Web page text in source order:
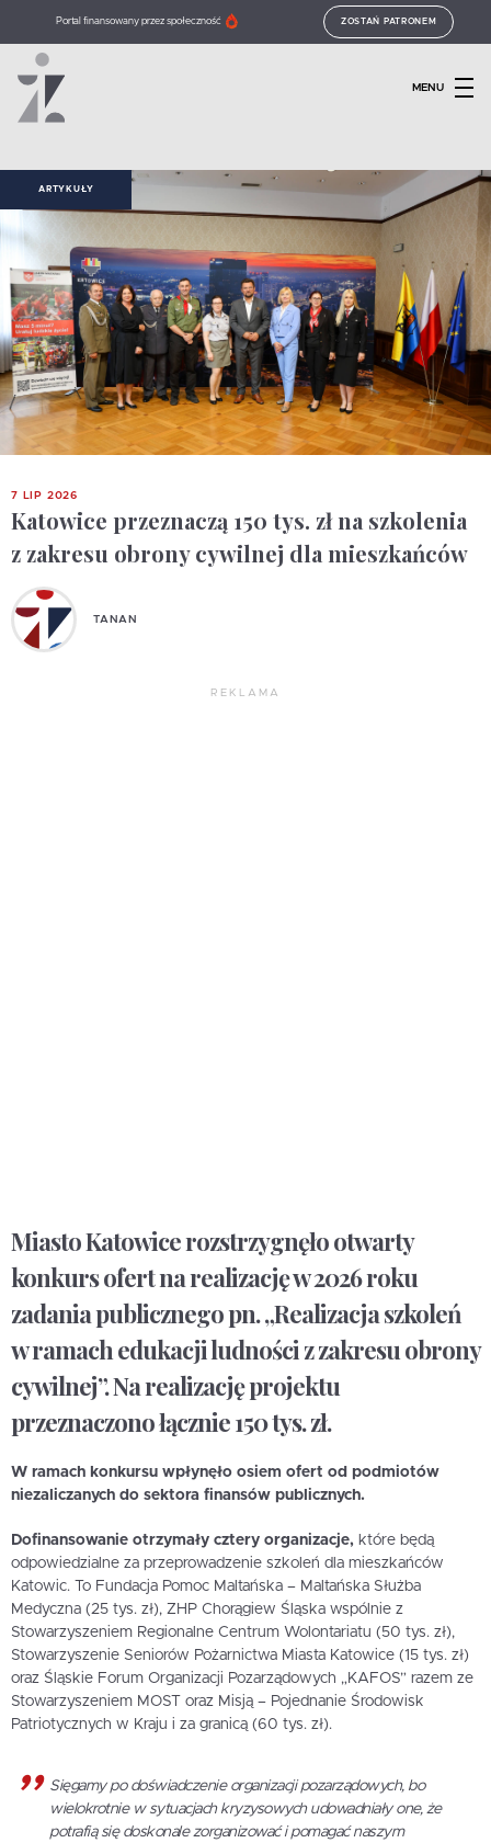
Portal finansowany przez społeczność ZOSTAŃ PATRONEM
MENU
ARTYKUŁY
7 LIP 2026
Katowice przeznaczą 150 tys. zł na szkolenia
z zakresu obrony cywilnej dla mieszkańców
TANAN
REKLAMA
Miasto Katowice rozstrzygnęło otwarty
konkurs ofert na realizację w 2026 roku
zadania publicznego pn. „Realizacja szkoleń
w ramach edukacji ludności z zakresu obrony
cywilnej”. Na realizację projektu
przeznaczono łącznie 150 tys. zł.
W ramach konkursu wpłynęło osiem ofert od podmiotów
niezaliczanych do sektora finansów publicznych.
Dofinansowanie otrzymały cztery organizacje, które będą
odpowiedzialne za przeprowadzenie szkoleń dla mieszkańców
Katowic. To Fundacja Pomoc Maltańska – Maltańska Służba
Medyczna (25 tys. zł), ZHP Chorągiew Śląska wspólnie z
Stowarzyszeniem Regionalne Centrum Wolontariatu (50 tys. zł),
Stowarzyszenie Seniorów Pożarnictwa Miasta Katowice (15 tys. zł)
oraz Śląskie Forum Organizacji Pozarządowych „KAFOS” razem ze
Stowarzyszeniem MOST oraz Misją – Pojednanie Środowisk
Patriotycznych w Kraju i za granicą (60 tys. zł).
Sięgamy po doświadczenie organizacji pozarządowych, bo
wielokrotnie w sytuacjach kryzysowych udowadniały one, że
potrafią się doskonale zorganizować i pomagać naszym